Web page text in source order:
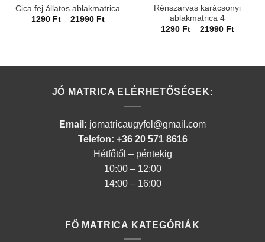
Cica fej állatos ablakmatrica
1290 Ft – 21990 FtÁrtartomány:
Rénszarvas karácsonyi
ablakmatrica 4
1290 Ft – 21990 Ft
JÓ MATRICA ELÉRHETŐSÉGEK:
Email: jomatricaugyfel@gmail.com
Telefon: +36 20 571 8616
Hétfőtől – péntekig
10:00 – 12:00
14:00 – 16:00
FŐ MATRICA KATEGÓRIÁK